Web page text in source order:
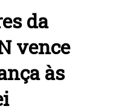
da
vence
às